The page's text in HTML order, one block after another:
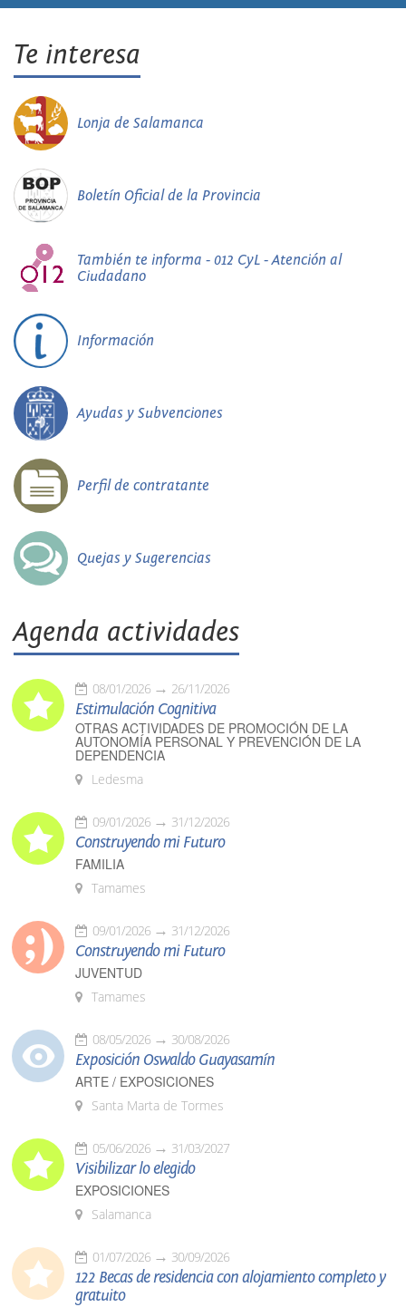
Te interesa
Lonja de Salamanca
Boletín Oficial de la Provincia
También te informa - 012 CyL - Atención al
Ciudadano
Información
Ayudas y Subvenciones
Perfil de contratante
Quejas y Sugerencias
Agenda actividades
08/01/2026 26/11/2026
Estimulación Cognitiva
OTRAS ACTIVIDADES DE PROMOCIÓN DE LA
AUTONOMÍA PERSONAL Y PREVENCIÓN DE LA
DEPENDENCIA
Ledesma
09/01/2026 31/12/2026
Construyendo mi Futuro
FAMILIA
Tamames
09/01/2026 31/12/2026
Construyendo mi Futuro
JUVENTUD
Tamames
08/05/2026 30/08/2026
Exposición Oswaldo Guayasamín
ARTE / EXPOSICIONES
Santa Marta de Tormes
05/06/2026 31/03/2027
Visibilizar lo elegido
EXPOSICIONES
Salamanca
01/07/2026 30/09/2026
122 Becas de residencia con alojamiento completo y
gratuito